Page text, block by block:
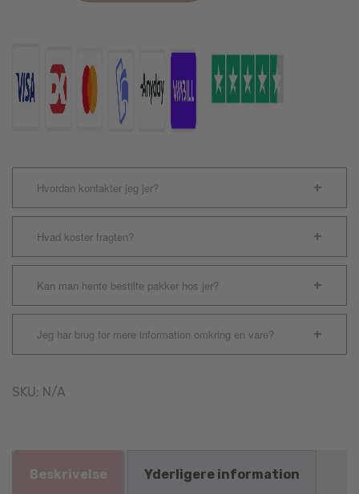
Hvordan kontakter jeg jer?
Hvad koster fragten?
Kan man hente bestilte pakker hos jer?
Jeg har brug for mere information omkring en vare?
SKU: N/A
Beskrivelse Yderligere information